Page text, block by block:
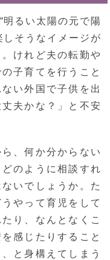
るい太陽の元で陽
しそうなイメージが
けれど夫の転勤や
子育てを行うこと
い外国で子供を出
夫かな？」と不安
、何か分からない
のように相談すれ
いでしょうか。た
やって育児をして
り、なんとなくこ
感じたりすること
と身構えてしまう